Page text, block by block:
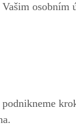
osobním